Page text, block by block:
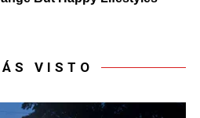
VISTO